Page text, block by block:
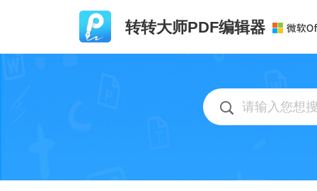
转转大师PDF编辑器